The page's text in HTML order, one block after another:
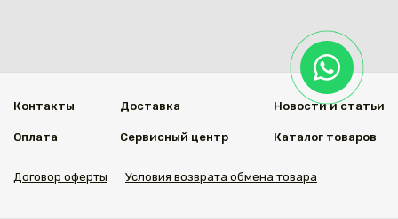
Контакты
Оплата
Доставка
Сервисный центр
Новости и статьи
Каталог товаров
Договор оферты Условия возврата обмена товара